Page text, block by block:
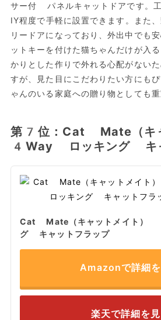
サー付 パネルキャットドアです。
IY程度で手軽に設置できます。また
リードアになっており、外出中でも
ットキーを付けた猫ちゃんだけが入
かりとした作りで外れる心配がない
すが、見た目にこだわりたい方にも
ゃんのいる家庭への贈り物としても重
第7位：Cat Mate（キャ
4Way ロッキング キ
Cat Mate（キャットメイト
グ キャットフラップ
Amazonで詳細
楽天で詳細を